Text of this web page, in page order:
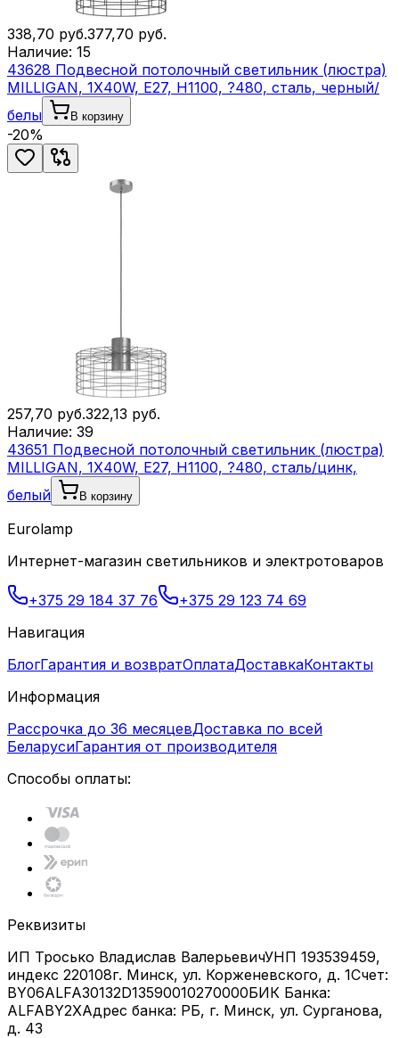
338,70 руб.377,70 руб.
Наличие: 15
43628 Подвесной потолочный светильник (люстра)
MILLIGAN, 1Х40W, E27, H1100, ?480, сталь, черный/
белы
В корзину
-20%
257,70 руб.322,13 руб.
Наличие: 39
43651 Подвесной потолочный светильник (люстра)
MILLIGAN, 1Х40W, E27, H1100, ?480, сталь/цинк,
белый
В корзину
Eurolamp
Интернет-магазин светильников и электротоваров
+375 29 184 37 76
+375 29 123 74 69
Навигация
БлогГарантия и возвратОплатаДоставкаКонтакты
Информация
Рассрочка до 36 месяцевДоставка по всей
БеларусиГарантия от производителя
Способы оплаты:
Реквизиты
ИП Тросько Владислав ВалерьевичУНП 193539459,
индекс 220108г. Минск, ул. Корженевского, д. 1Счет:
BY06ALFA30132D13590010270000БИК Банка:
ALFABY2XАдрес банка: РБ, г. Минск, ул. Сурганова,
д. 43